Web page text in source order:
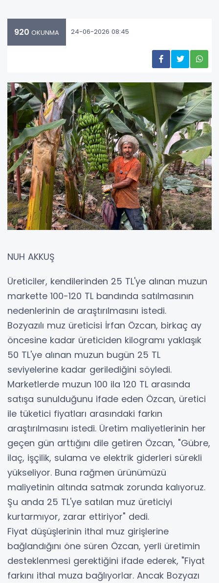
920 OKUNMA 24-06-2026 08:45
NUH AKKUŞ
Üreticiler, kendilerinden 25 TL'ye alınan muzun
markette 100-120 TL bandında satılmasının
nedenlerinin de araştırılmasını istedi.
Bozyazılı muz üreticisi İrfan Özcan, birkaç ay
öncesine kadar üreticiden kilogramı yaklaşık
50 TL'ye alınan muzun bugün 25 TL
seviyelerine kadar gerilediğini söyledi.
Marketlerde muzun 100 ila 120 TL arasında
satışa sunulduğunu ifade eden Özcan, üretici
ile tüketici fiyatları arasındaki farkın
araştırılmasını istedi. Üretim maliyetlerinin her
geçen gün arttığını dile getiren Özcan, "Gübre,
ilaç, işçilik, sulama ve elektrik giderleri sürekli
yükseliyor. Buna rağmen ürünümüzü
maliyetinin altında satmak zorunda kalıyoruz.
Şu anda 25 TL'ye satılan muz üreticiyi
kurtarmıyor, zarar ettiriyor" dedi.
Fiyat düşüşlerinin ithal muz girişlerine
bağlandığını öne süren Özcan, yerli üretimin
desteklenmesi gerektiğini ifade ederek, "Fiyat
farkını ithal muza bağlıyorlar. Ancak Bozyazı